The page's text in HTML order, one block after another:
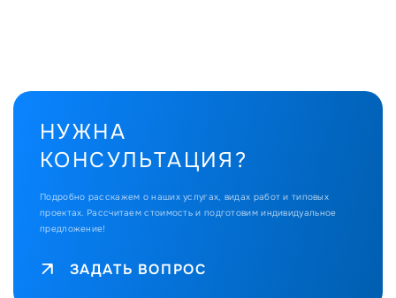
НУЖНА
КОНСУЛЬТАЦИЯ?
Подробно расскажем о наших услугах, видах работ и типовых
проектах. Рассчитаем стоимость и подготовим индивидуальное
предложение!
ЗАДАТЬ ВОПРОС